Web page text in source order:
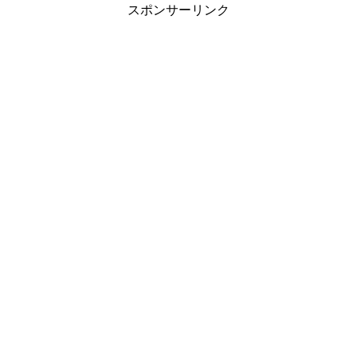
スポンサーリンク